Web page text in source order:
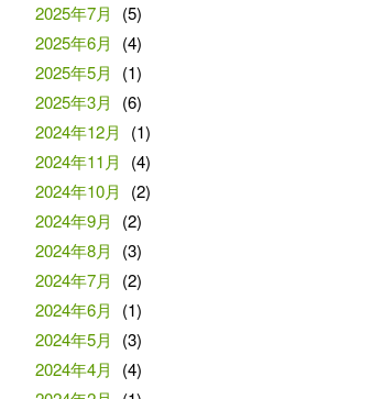
2025年7月
(5)
2025年6月
(4)
2025年5月
(1)
2025年3月
(6)
2024年12月
(1)
2024年11月
(4)
2024年10月
(2)
2024年9月
(2)
2024年8月
(3)
2024年7月
(2)
2024年6月
(1)
2024年5月
(3)
2024年4月
(4)